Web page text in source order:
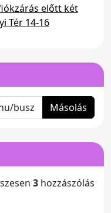
előtt két
Tér 14-16
Másolás
3 hozzászólás